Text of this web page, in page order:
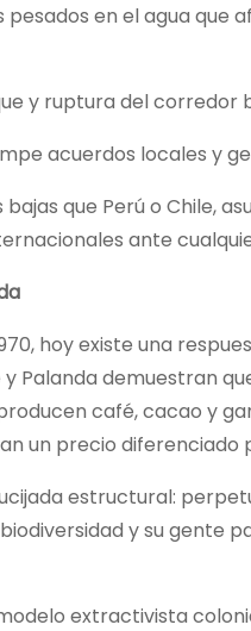
en el agua que
y ruptura del corredor
acuerdos locales y
que Perú o Chile,
ante
hoy existe una
Palanda demuestran
café, cacao y
un precio diferenciado
estructural:
y su gente
extractivista